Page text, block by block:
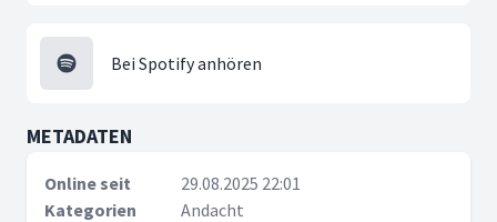
Bei Spotify anhören
METADATEN
Online seit
29.08.2025 22:01
Kategorien
Andacht